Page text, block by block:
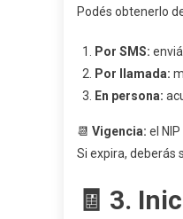
Podés obtenerlo
Por SMS:
Por llamada:
En persona:
📆 Vigencia: el
Si expira, deberás
🧾 3.